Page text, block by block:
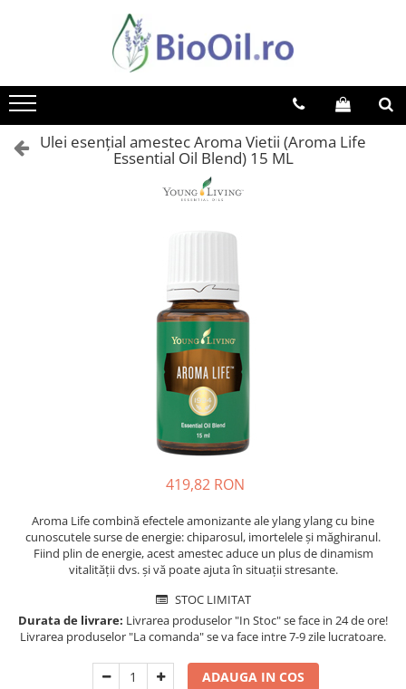
Ulei esențial amestec Aroma Vietii (Aroma Life
Essential Oil Blend) 15 ML
419,82 RON
Aroma Life combină efectele amonizante ale ylang ylang cu bine
cunoscutele surse de energie: chiparosul, imortelele și măghiranul.
Fiind plin de energie, acest amestec aduce un plus de dinamism
vitalității dvs. și vă poate ajuta în situații stresante.
STOC LIMITAT
Durata de livrare: Livrarea produselor "In Stoc" se face in 24 de ore!
Livrarea produselor "La comanda" se va face intre 7-9 zile lucratoare.
ADAUGA IN COS